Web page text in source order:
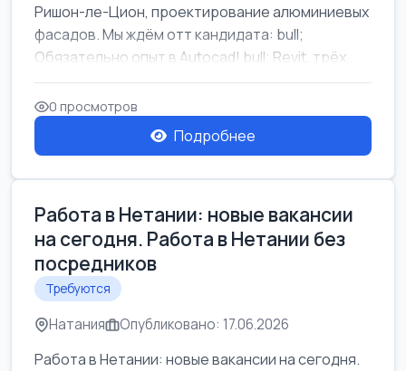
Ришон-ле-Цион, проектирование алюминиевых
фасадов. Мы ждём отт кандидата: bull;
Обязательно опыт в Autocad! bull; Revit, трёх...
0 просмотров
Подробнее
Работа в Нетании: новые вакансии
на сегодня. Работа в Нетании без
посредников
Требуются
Натания Опубликовано: 17.06.2026
Работа в Нетании: новые вакансии на сегодня.